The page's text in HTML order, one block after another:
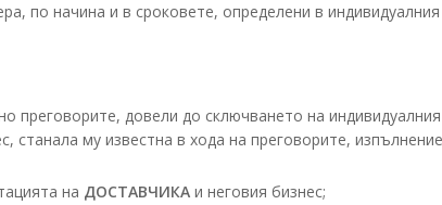
по начина и в сроковете, определени в
преговорите, довели до сключването на
станала му известна в хода на преговорите,
на ДОСТАВЧИКА и неговия бизнес;